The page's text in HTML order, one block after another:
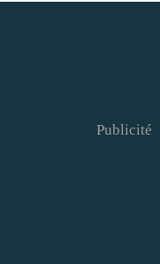
Publicité